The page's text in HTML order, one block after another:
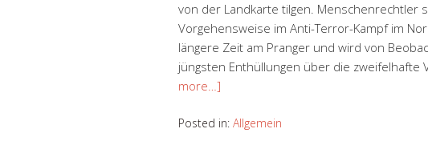
von der Landkarte tilgen. Menschenrechtler
Vorgehensweise im Anti-Terror-Kampf im
längere Zeit am Pranger und wird von
jüngsten Enthüllungen über die zweifelhafte
more…]
Posted in: Allgemein